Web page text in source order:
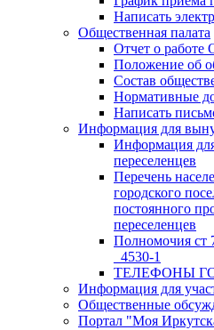
Написать
Общественная палата
Отчет о работе
Положение об
Состав
Нормативные
Написать
Информация для
Информация
переселенцев
Перечень
городского
постоянного
переселенцев
Полномочия ст
_4530-1
ТЕЛЕФОНЫ
Информация для
Общественные
Портал "Моя